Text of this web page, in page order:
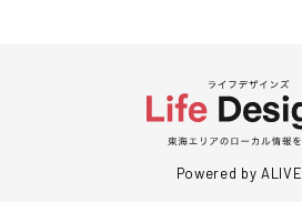
Powered by ALIVE